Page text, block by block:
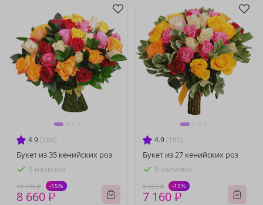
4.9 (186)
Букет из 35 кенийских роз
В наличии
10 190 ₽ -15%
8 660 ₽
4.9 (191)
Букет из 27 кенийских роз
В наличии
8 420 ₽ -15%
7 160 ₽